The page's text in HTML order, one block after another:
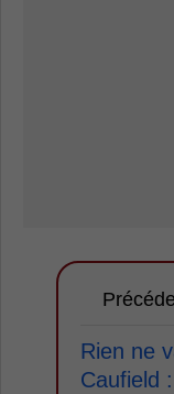
Rien ne
Caufield